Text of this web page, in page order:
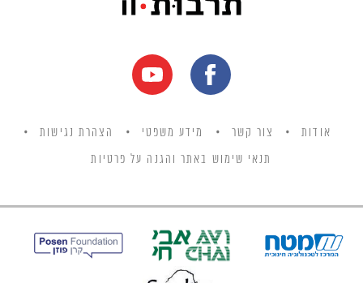
אודות צור קשר מידע משפטי הצהרת נגישות
תנאי שימוש באתר והגנה על פרטיות